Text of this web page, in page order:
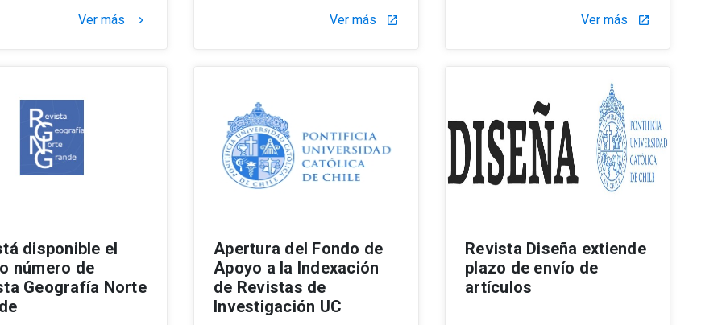
Ver más keyboard_arrow_right Ver más launch Ver más launch
disponible el
número de
Geografía Norte
Apertura del Fondo de
Apoyo a la Indexación
de Revistas de
Investigación UC
Revista Diseña extiende
plazo de envío de
artículos